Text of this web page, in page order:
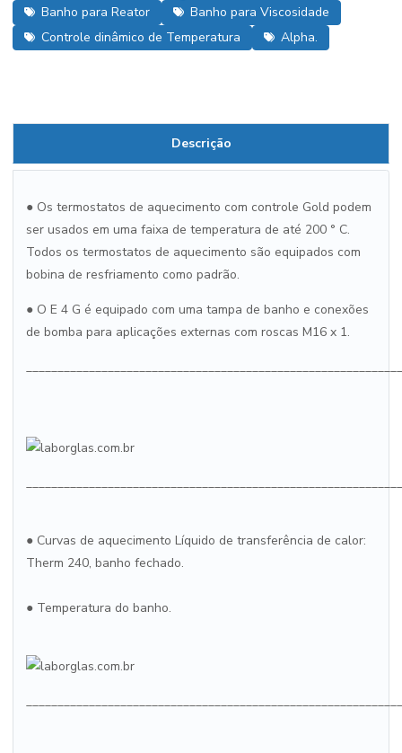
Banho para Reator
Banho para Viscosidade
Controle dinâmico de Temperatura
Alpha.
Descrição
● Os termostatos de aquecimento com controle Gold podem
ser usados em uma faixa de temperatura de até 200 ° C.
Todos os termostatos de aquecimento são equipados com
bobina de resfriamento como padrão.
● O E 4 G é equipado com uma tampa de banho e conexões
de bomba para aplicações externas com roscas M16 x 1.
● Curvas de aquecimento Líquido de transferência de calor:
Therm 240, banho fechado.
● Temperatura do banho.